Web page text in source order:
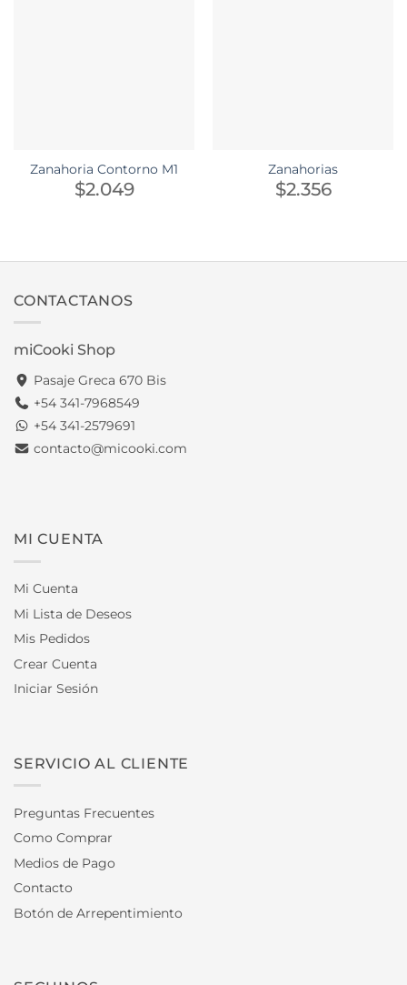
Zanahoria Contorno M1
$2.049
Zanahorias
$2.356
CONTACTANOS
miCooki Shop
Pasaje Greca 670 Bis
+54 341-7968549
+54 341-2579691
contacto@micooki.com
MI CUENTA
Mi Cuenta
Mi Lista de Deseos
Mis Pedidos
Crear Cuenta
Iniciar Sesión
SERVICIO AL CLIENTE
Preguntas Frecuentes
Como Comprar
Medios de Pago
Contacto
Botón de Arrepentimiento